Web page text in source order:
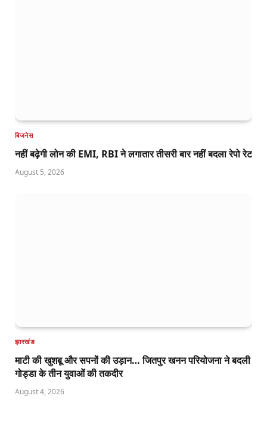
बिजनेस
नहीं बढ़ेगी लोन की EMI, RBI ने लगातार तीसरी बार नहीं बदला रेपो रेट
August 5, 2026
झारखंड
माटी की खुशबू और सपनों की उड़ान… जितपुर खनन परियोजना ने बदली
गोड्डा के तीन युवाओं की तकदीर
August 4, 2026